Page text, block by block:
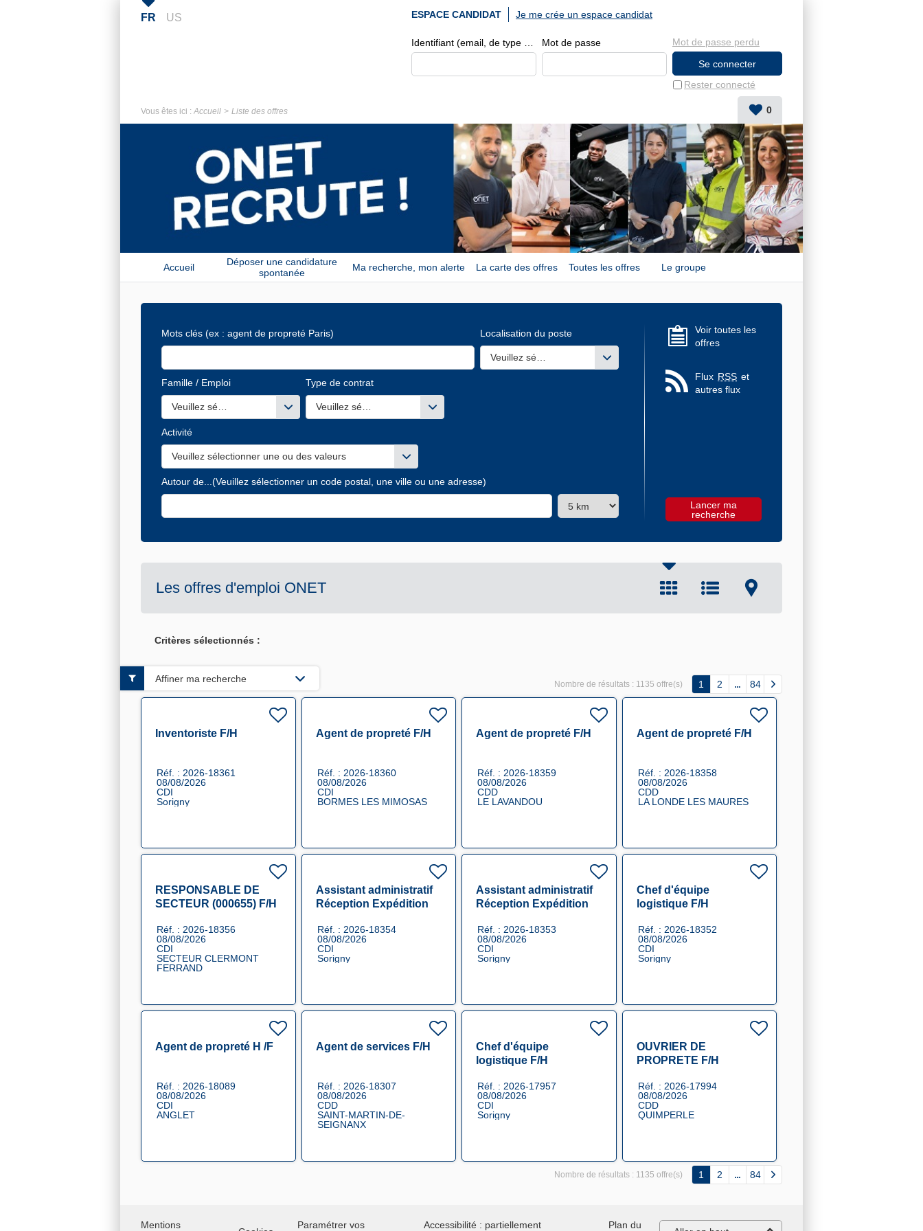
FR US ESPACE CANDIDAT
Mot de passe
Rester connecté
Mot de passe perdu
Je me crée un espace candidat
Vous êtes ici : Accueil Liste des offres 0
Accueil
Déposer une candidature
spontanée
Ma recherche, mon alerte La carte des offres Toutes les offres Le groupe
Mots clés (ex : agent de propreté Paris) Localisation du poste
Veuillez sélectionner une ou des valeurs
Famille / Emploi
Veuillez sélectionner une ou des valeurs
Type de contrat
Veuillez sélectionner une ou des valeurs
Activité
Veuillez sélectionner une ou des valeurs
Autour de...(Veuillez sélectionner un code postal, une ville ou une adresse)
Voir toutes les
offres
Flux RSS et
autres flux
Les offres d'emploi ONET
Critères sélectionnés :
Nombre de résultats : 1135 offre(s) 1 2 84
Inventoriste F/H
Réf. : 2026-18361
08/08/2026
CDI
Sorigny
Agent de propreté F/H
Réf. : 2026-18360
08/08/2026
CDI
BORMES LES MIMOSAS
Agent de propreté F/H
Réf. : 2026-18359
08/08/2026
CDD
LE LAVANDOU
Agent de propreté F/H
Réf. : 2026-18358
08/08/2026
CDD
LA LONDE LES MAURES
RESPONSABLE DE
SECTEUR (000655) F/H
Réf. : 2026-18356
08/08/2026
CDI
SECTEUR CLERMONT
FERRAND
Assistant administratif
Réception Expédition
Réf. : 2026-18354
08/08/2026
CDI
Sorigny
Assistant administratif
Réception Expédition
Réf. : 2026-18353
08/08/2026
CDI
Sorigny
Chef d'équipe
logistique F/H
Réf. : 2026-18352
08/08/2026
CDI
Sorigny
Agent de propreté H /F
Réf. : 2026-18089
08/08/2026
CDI
ANGLET
Agent de services F/H
Réf. : 2026-18307
08/08/2026
CDD
SAINT-MARTIN-DE-
SEIGNANX
Chef d'équipe
logistique F/H
Réf. : 2026-17957
08/08/2026
CDI
Sorigny
OUVRIER DE
PROPRETE F/H
Réf. : 2026-17994
08/08/2026
CDD
QUIMPERLE
Affiner ma recherche
Nombre de résultats : 1135 offre(s) 1 2 84
Mentions Paramétrer vos Accessibilité : partiellement Plan du